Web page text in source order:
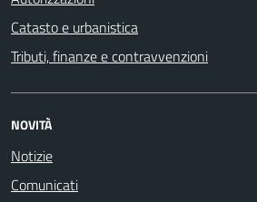
Catasto e urbanistica
Tributi, finanze e contravvenzioni
NOVITÀ
Notizie
Comunicati